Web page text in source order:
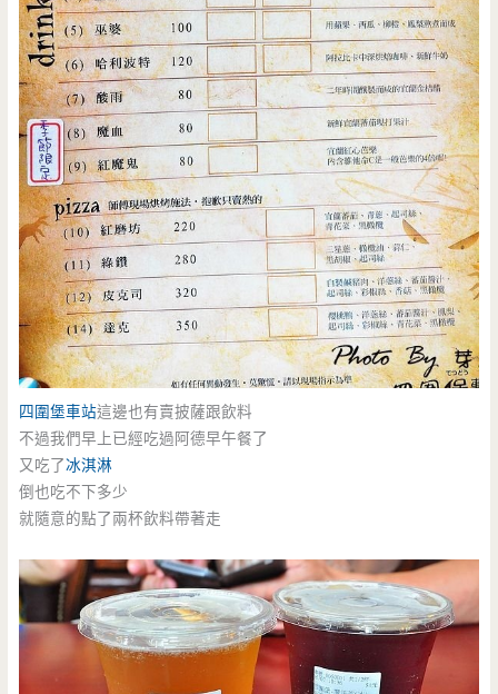
四圍堡車站這邊也有賣披薩跟飲料
不過我們早上已經吃過阿德早午餐了
又吃了冰淇淋
倒也吃不下多少
就隨意的點了兩杯飲料帶著走